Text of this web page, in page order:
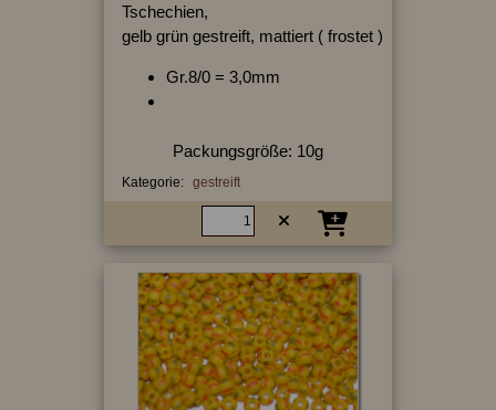
Tschechien,
gelb grün gestreift, mattiert ( frostet )
Gr.8/0 = 3,0mm
Packungsgröße: 10g
Kategorie: gestreift